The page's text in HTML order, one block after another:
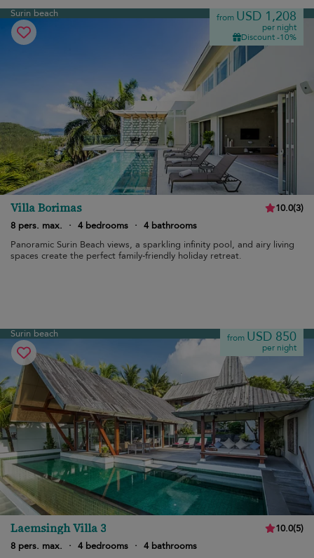
Surin beach from USD 1,208
per night
Discount -10%
Villa Borimas 10.0(3)
8 pers. max.
· 4 bedrooms · 4 bathrooms
Panoramic Surin Beach views, a sparkling infinity pool, and airy living
spaces create the perfect family-friendly holiday retreat.
Surin beach from USD 850
per night
Laemsingh Villa 3 10.0(5)
8 pers. max.
· 4 bedrooms · 4 bathrooms